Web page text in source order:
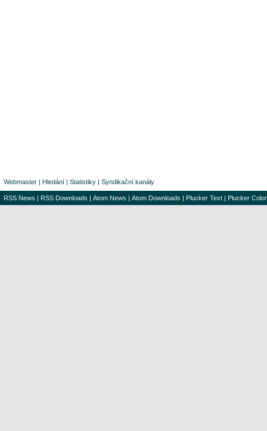
Webmaster | Hledání | Statistiky | Syndikační kanály
RSS News | RSS Downloads | Atom News | Atom Downloads | Plucker Text | Plucker Color